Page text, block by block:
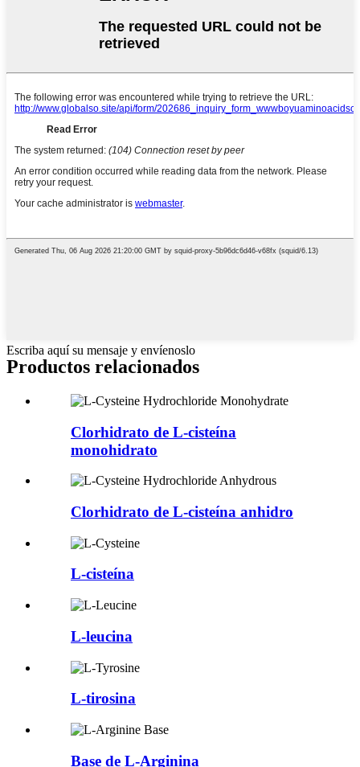
Escriba aquí su mensaje y envíenoslo
Productos relacionados
Clorhidrato de L-cisteína
monohidrato
Clorhidrato de L-cisteína anhidro
L-cisteína
L-leucina
L-tirosina
Base de L-Arginina